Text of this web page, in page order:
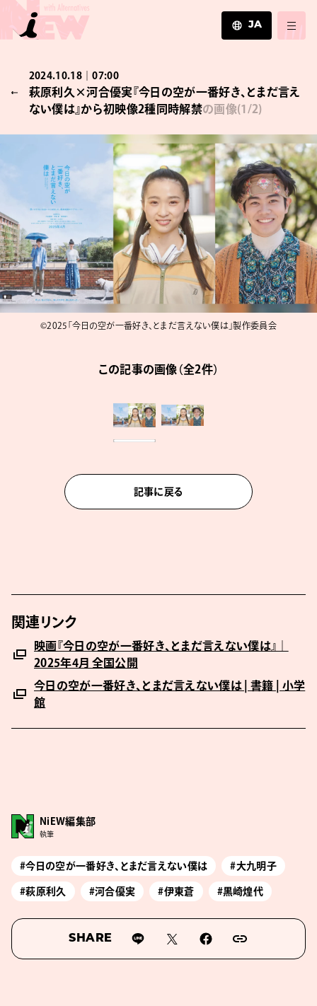
JA
ZH
2024.10.18｜07:00
萩原利久×河合優実『今日の空が一番好き、とまだ言え
ない僕は』から初映像2種同時解禁の画像(1 /2)
©️2025「今日の空が一番好き、とまだ言えない僕は」製作委員会
この記事の画像（全2件）
記事に戻る
関連リンク
映画『今日の空が一番好き、とまだ言えない僕は』｜
2025年4月 全国公開
今日の空が一番好き、とまだ言えない僕は | 書籍 | 小学
館
NiEW編集部
執筆
#今日の空が一番好き、とまだ言えない僕は #大九明子
#萩原利久 #河合優実 #伊東蒼 #黒崎煌代
SHARE